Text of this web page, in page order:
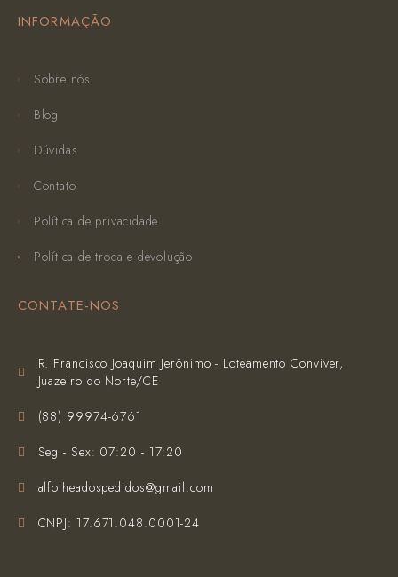
INFORMAÇÃO
Sobre nós
Blog
Dúvidas
Contato
Política de privacidade
Política de troca e devolução
CONTATE-NOS
R. Francisco Joaquim Jerônimo - Loteamento Conviver,
Juazeiro do Norte/CE
(‪88) 99974-6761‬
Seg - Sex: 07:20 - 17:20
alfolheadospedidos@gmail.com
CNPJ: 17.671.048.0001-24